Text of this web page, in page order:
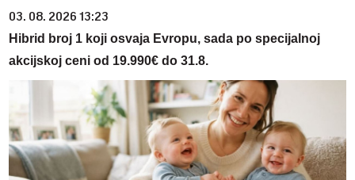
03. 08. 2026 13:23
Hibrid broj 1 koji osvaja Evropu, sada po specijalnoj
akcijskoj ceni od 19.990€ do 31.8.